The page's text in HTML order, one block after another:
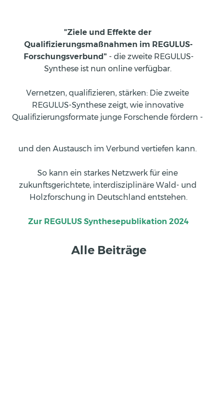
"Ziele und Effekte der
Qualifizierungsmaßnahmen im REGULUS-
Forschungsverbund" - die zweite REGULUS-
Synthese ist nun online verfügbar.
Vernetzen, qualifizieren, stärken: Die zweite
REGULUS-Synthese zeigt, wie innovative
Qualifizierungsformate junge Forschende fördern -
und den Austausch im Verbund vertiefen kann.
So kann ein starkes Netzwerk für eine
zukunftsgerichtete, interdisziplinäre Wald- und
Holzforschung in Deutschland entstehen.
Zur REGULUS Synthesepublikation 2024
Alle Beiträge